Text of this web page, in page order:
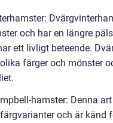
och har en längre
ett livligt beteende.
färger och mönster
hamster: Denna
och är känd